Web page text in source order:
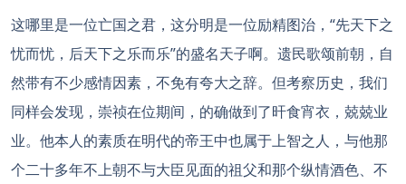
这哪里是一位亡国之君，这分明是一位励精图治，“先天下之
忧而忧，后天下之乐而乐”的盛名天子啊。遗民歌颂前朝，自
然带有不少感情因素，不免有夸大之辞。但考察历史，我们
同样会发现，崇祯在位期间，的确做到了旰食宵衣，兢兢业
业。他本人的素质在明代的帝王中也属于上智之人，与他那
个二十多年不上朝不与大臣见面的祖父和那个纵情酒色、不